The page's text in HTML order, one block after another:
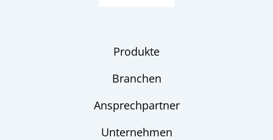
Produkte
Branchen
Ansprechpartner
Unternehmen